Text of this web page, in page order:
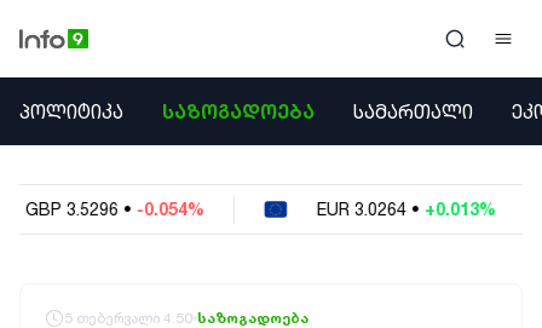
ᲞᲝᲚᲘᲢᲘᲙᲐ
ᲔᲙᲝᲜᲝᲛᲘᲙᲐ
ᲣᲪᲮᲝᲔᲗᲘ
ᲞᲝᲚᲘᲢᲘᲙᲐ ᲡᲐᲖᲝᲒᲐᲓᲝᲔᲑᲐ ᲡᲐᲛᲐᲠᲗᲐᲚᲘ
EUR 3.0264 • +0.013% USD
5 თებერვალი 4:50 საზოგადოება